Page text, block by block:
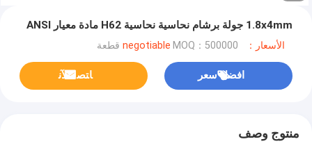
1.8x4mm جولة برشام نحاسية نحاسية H62 مادة معيار ANSI
الأسعار：negotiable MOQ：500000 قطعة
افضل سعر ﺎﺘﺼﻟ ﺍﻶﻧ
منتوج وصف